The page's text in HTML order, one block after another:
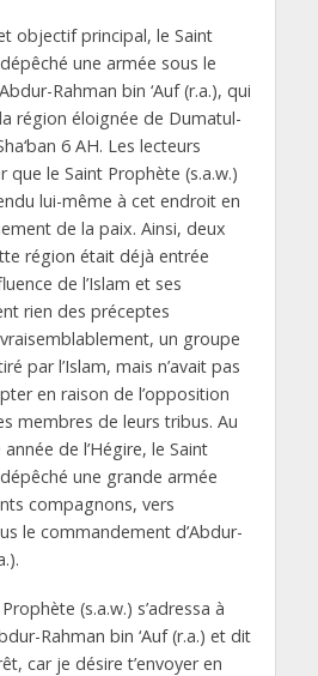
objectif principal, le Saint
une armée sous le
Rahman bin ‘Auf (r.a.), qui
région éloignée de Dumatul-
6 AH. Les lecteurs
que le Saint Prophète (s.a.w.)
lui-même à cet endroit en
de la paix. Ainsi, deux
région était déjà entrée
de l’Islam et ses
rien des préceptes
un groupe
par l’Islam, mais n’avait pas
en raison de l’opposition
membres de leurs tribus. Au
de l’Hégire, le Saint
une grande armée
compagnons, vers
le commandement d’Abdur-
(s.a.w.) s’adressa à
Rahman bin ‘Auf (r.a.) et dit
car je désire t’envoyer en